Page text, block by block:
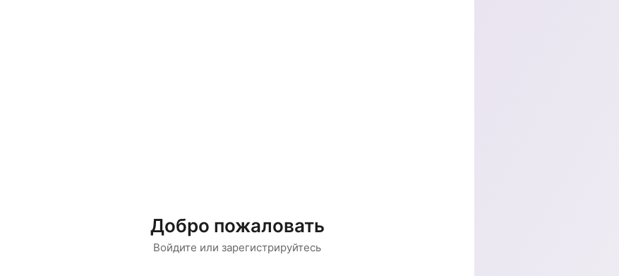
Добро пожаловать
Войдите или зарегистрируйтесь